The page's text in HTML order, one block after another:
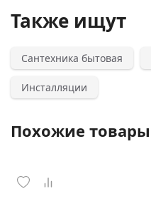
Также ищут
Сантехника бытовая
Инсталляции
Похожие товары